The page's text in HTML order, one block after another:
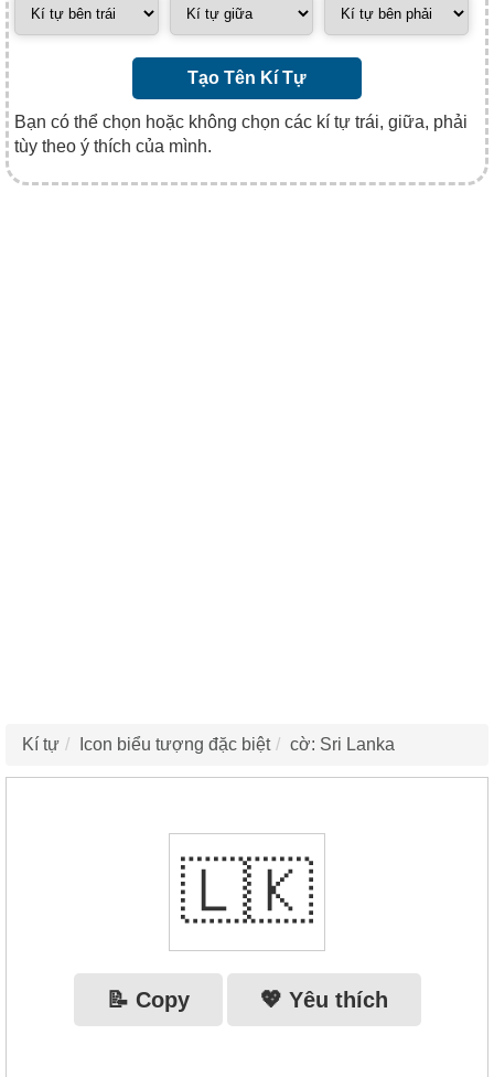
Tạo Tên Kí Tự
Bạn có thể chọn hoặc không chọn các kí tự trái, giữa, phải
tùy theo ý thích của mình.
Kí tự Icon biểu tượng đặc biệt cờ: Sri Lanka
🇱🇰
📝 Copy 💖 Yêu thích